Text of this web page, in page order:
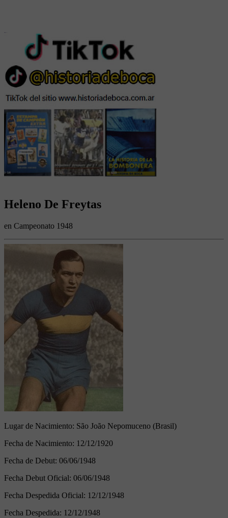
Heleno De Freytas
en Campeonato 1948
Lugar de Nacimiento: São João Nepomuceno (Brasil)
Fecha de Nacimiento: 12/12/1920
Fecha de Debut: 06/06/1948
Fecha Debut Oficial: 06/06/1948
Fecha Despedida Oficial: 12/12/1948
Fecha Despedida: 12/12/1948